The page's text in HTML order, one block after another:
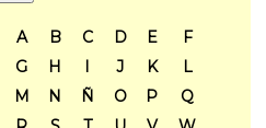
A B C D E
F
G
H I J K
L
M
N Ñ O P
Q